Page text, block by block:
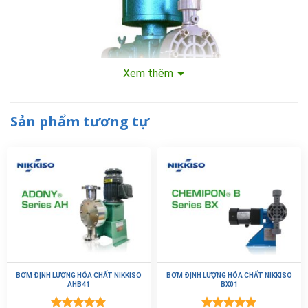
Thông số kỹ thuật Bơm định lượng hóa
chất Nikkiso AHA01
Model
AHA01
Lưu lượng tối đa (lít/giờ)
Xem thêm
Sản phẩm tương tự
BƠM ĐỊNH LƯỢNG HÓA CHẤT NIKKISO
AHB41
BƠM ĐỊNH LƯỢNG HÓA CHẤT NIKKISO
BX01